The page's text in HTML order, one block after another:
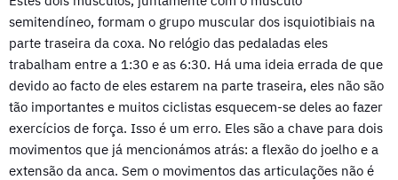
semitendíneo, formam o grupo muscular dos isquiotibiais na
parte traseira da coxa. No relógio das pedaladas eles
trabalham entre a 1:30 e as 6:30. Há uma ideia errada de que
devido ao facto de eles estarem na parte traseira, eles não são
tão importantes e muitos ciclistas esquecem-se deles ao fazer
exercícios de força. Isso é um erro. Eles são a chave para dois
movimentos que já mencionámos atrás: a flexão do joelho e a
extensão da anca. Sem o movimentos das articulações não é